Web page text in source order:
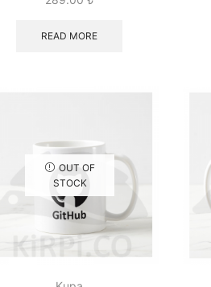
READ MORE
OUT OF
STOCK